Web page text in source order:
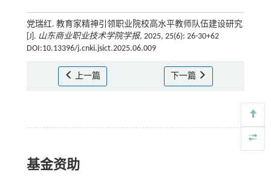
党瑞红. 教育家精神引领职业院校高水平教师队伍建设研究
[J]. 山东商业职业技术学院学报, 2025, 25(6): 26-30+62
DOI:10.13396/j.cnki.jsict.2025.06.009
上一篇 下一篇
基金资助